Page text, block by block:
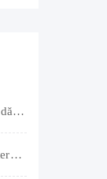
De vânzare: casă cu 6 camere, livadă, 3 199 mp, Girișul Negru, Bihor, 42 000 Euro. Comision 0.
De vânzare: casă, singur în curte, teren 500 mp, Muntele Găina, Oradea. 157.000 € (negociabil). Comision 0.